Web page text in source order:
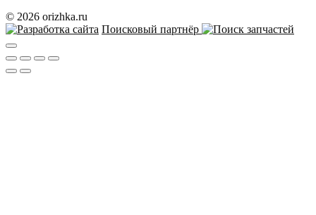
© 2026 orizhka.ru
Поисковый партнёр